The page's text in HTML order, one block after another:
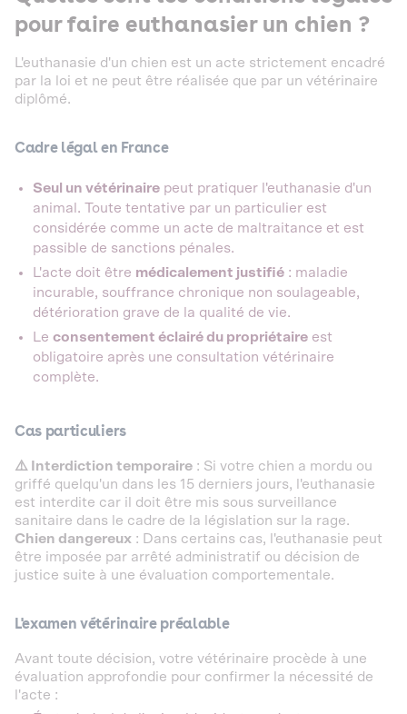
pour faire euthanasier un chien ?
L'euthanasie d'un chien est un acte strictement encadré
par la loi et ne peut être réalisée que par un vétérinaire
diplômé.
Cadre légal en France
Seul un vétérinaire peut pratiquer l'euthanasie d'un
animal. Toute tentative par un particulier est
considérée comme un acte de maltraitance et est
passible de sanctions pénales.
L'acte doit être médicalement justifié : maladie
incurable, souffrance chronique non soulageable,
détérioration grave de la qualité de vie.
Le consentement éclairé du propriétaire est
obligatoire après une consultation vétérinaire
complète.
Cas particuliers
⚠️ Interdiction temporaire : Si votre chien a mordu ou
griffé quelqu'un dans les 15 derniers jours, l'euthanasie
est interdite car il doit être mis sous surveillance
sanitaire dans le cadre de la législation sur la rage.
Chien dangereux : Dans certains cas, l'euthanasie peut
être imposée par arrêté administratif ou décision de
justice suite à une évaluation comportementale.
L'examen vétérinaire préalable
Avant toute décision, votre vétérinaire procède à une
évaluation approfondie pour confirmer la nécessité de
l'acte :